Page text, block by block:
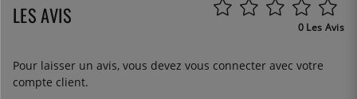
LES AVIS 0 Les Avis
Pour laisser un avis, vous devez vous connecter avec votre
compte client.